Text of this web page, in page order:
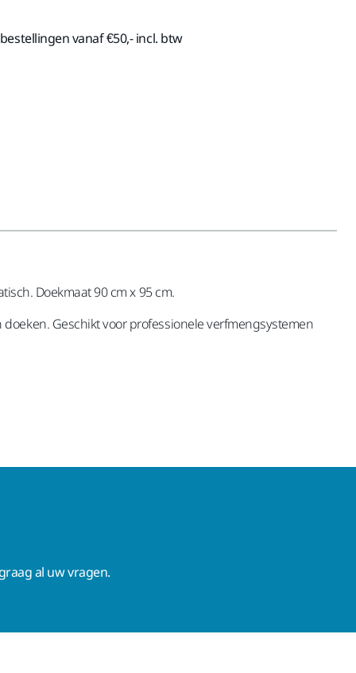
vanaf €50,- incl. btw
Doekmaat 90 cm x 95 cm.
Geschikt voor professionele verfmengsystemen
al uw vragen.